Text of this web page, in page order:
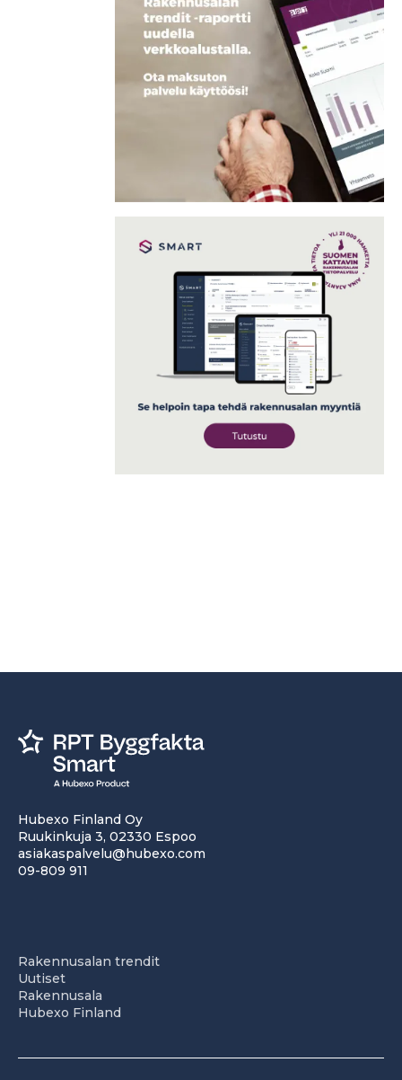
Hubexo Finland Oy
Ruukinkuja 3, 02330 Espoo
asiakaspalvelu@hubexo.com
09-809 911
Rakennusalan trendit
Uutiset
Rakennusala
Hubexo Finland